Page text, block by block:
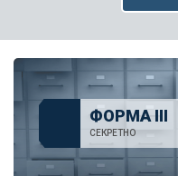
ФОРМА III
СЕКРЕТНО